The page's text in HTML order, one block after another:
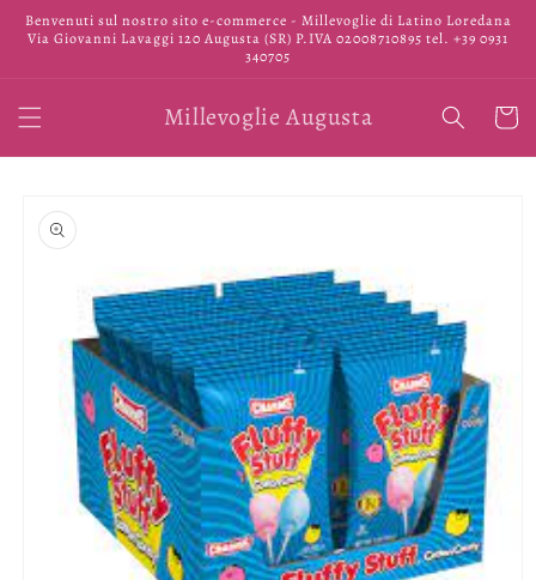
direttamente
ai contenuti
Benvenuti sul nostro sito e-commerce - Millevoglie di Latino Loredana
Via Giovanni Lavaggi 120 Augusta (SR) P.IVA 02008710895 tel. +39 0931
340705
Millevoglie Augusta
informazioni
sul prodotto